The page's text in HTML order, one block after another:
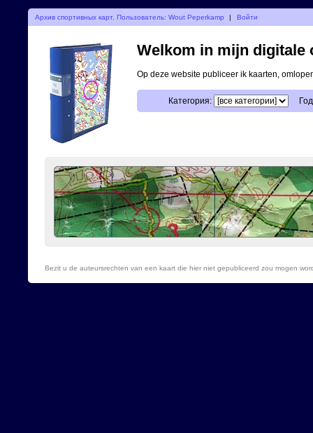
Архив спортивных карт. Пользователь: Wout Peperkamp | Войти
Welkom in mijn digitale
Op deze website publiceer ik kaarten,
Категория:
Bezit u de auteursrechten van een kaart die hier niet gepubliceerd zou mogen